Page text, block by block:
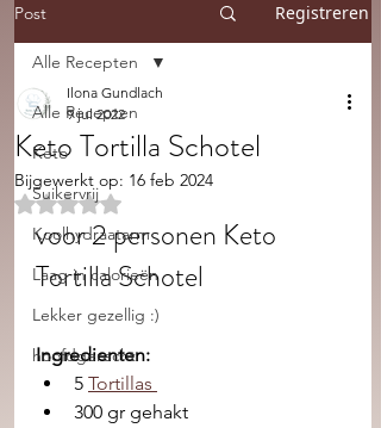
Post Registreren
Alle Recepten
Keto
Suikervrij
Koolhydraatarm
Laag in calorieën
Lekker gezellig :)
hoofdgerecht
Alle Recepten
Keto Tortilla Schotel
Ilona Gundlach
9 jul 2022
Bijgewerkt op: 16 feb 2024
Beoordeeld met NaN uit 5 sterren.
voor 2 personen Keto
Tortilla Schotel
Ingredienten:
5 Tortillas
300 gr gehakt